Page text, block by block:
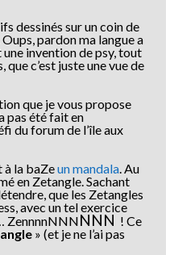
dessinés sur un coin de
pardon ma langue a
invention de psy, tout
que c’est juste une vue de
que je vous propose
pas été fait en
du forum de l’île aux
à la baZeun mandala. Au
en Zetangle. Sachant
que les Zetangles
avec un tel exercice
ZennnnNNNNNN ! Ce
» (et je ne l’ai pas